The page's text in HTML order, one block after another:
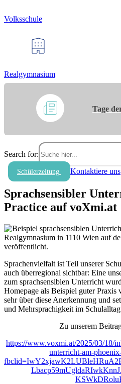
Volksschule
Realgymnasium
Tage
Search for:
Schülerzeitung Kontaktiere uns
Sprachsensibler
Practice auf voXmi.at
Sprachenvielfalt ist Teil unserer
auch überregional sichtbar: Eine
zum sprachsensiblen Unterricht
Homepage als Beispiel guter
sehr über diese Anerkennung und
und Mehrsprachigkeit im
Zu unserem
https://www.voxmi.at/2025/03/18/
unterricht-am-